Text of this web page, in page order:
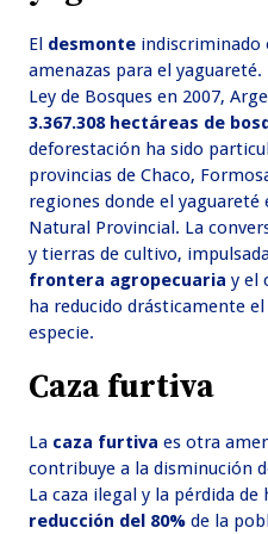
El desmonte indiscriminado
amenazas para el
Ley de Bosques en 2007,
3.367.308 hectáreas de
deforestación ha sido
provincias de Chaco,
regiones donde el
Natural Provincial. La
y tierras de cultivo,
frontera agropecuaria y el
ha reducido drásticamente
especie.
Caza furtiva
La caza furtiva es otra
contribuye a la disminución
La caza ilegal y la pérdida
reducción del 80% de la